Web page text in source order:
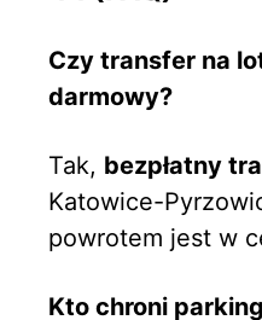
Czy transfer na
darmowy?
Tak, bezpłatny
Katowice-
powrotem jest w
Kto chroni